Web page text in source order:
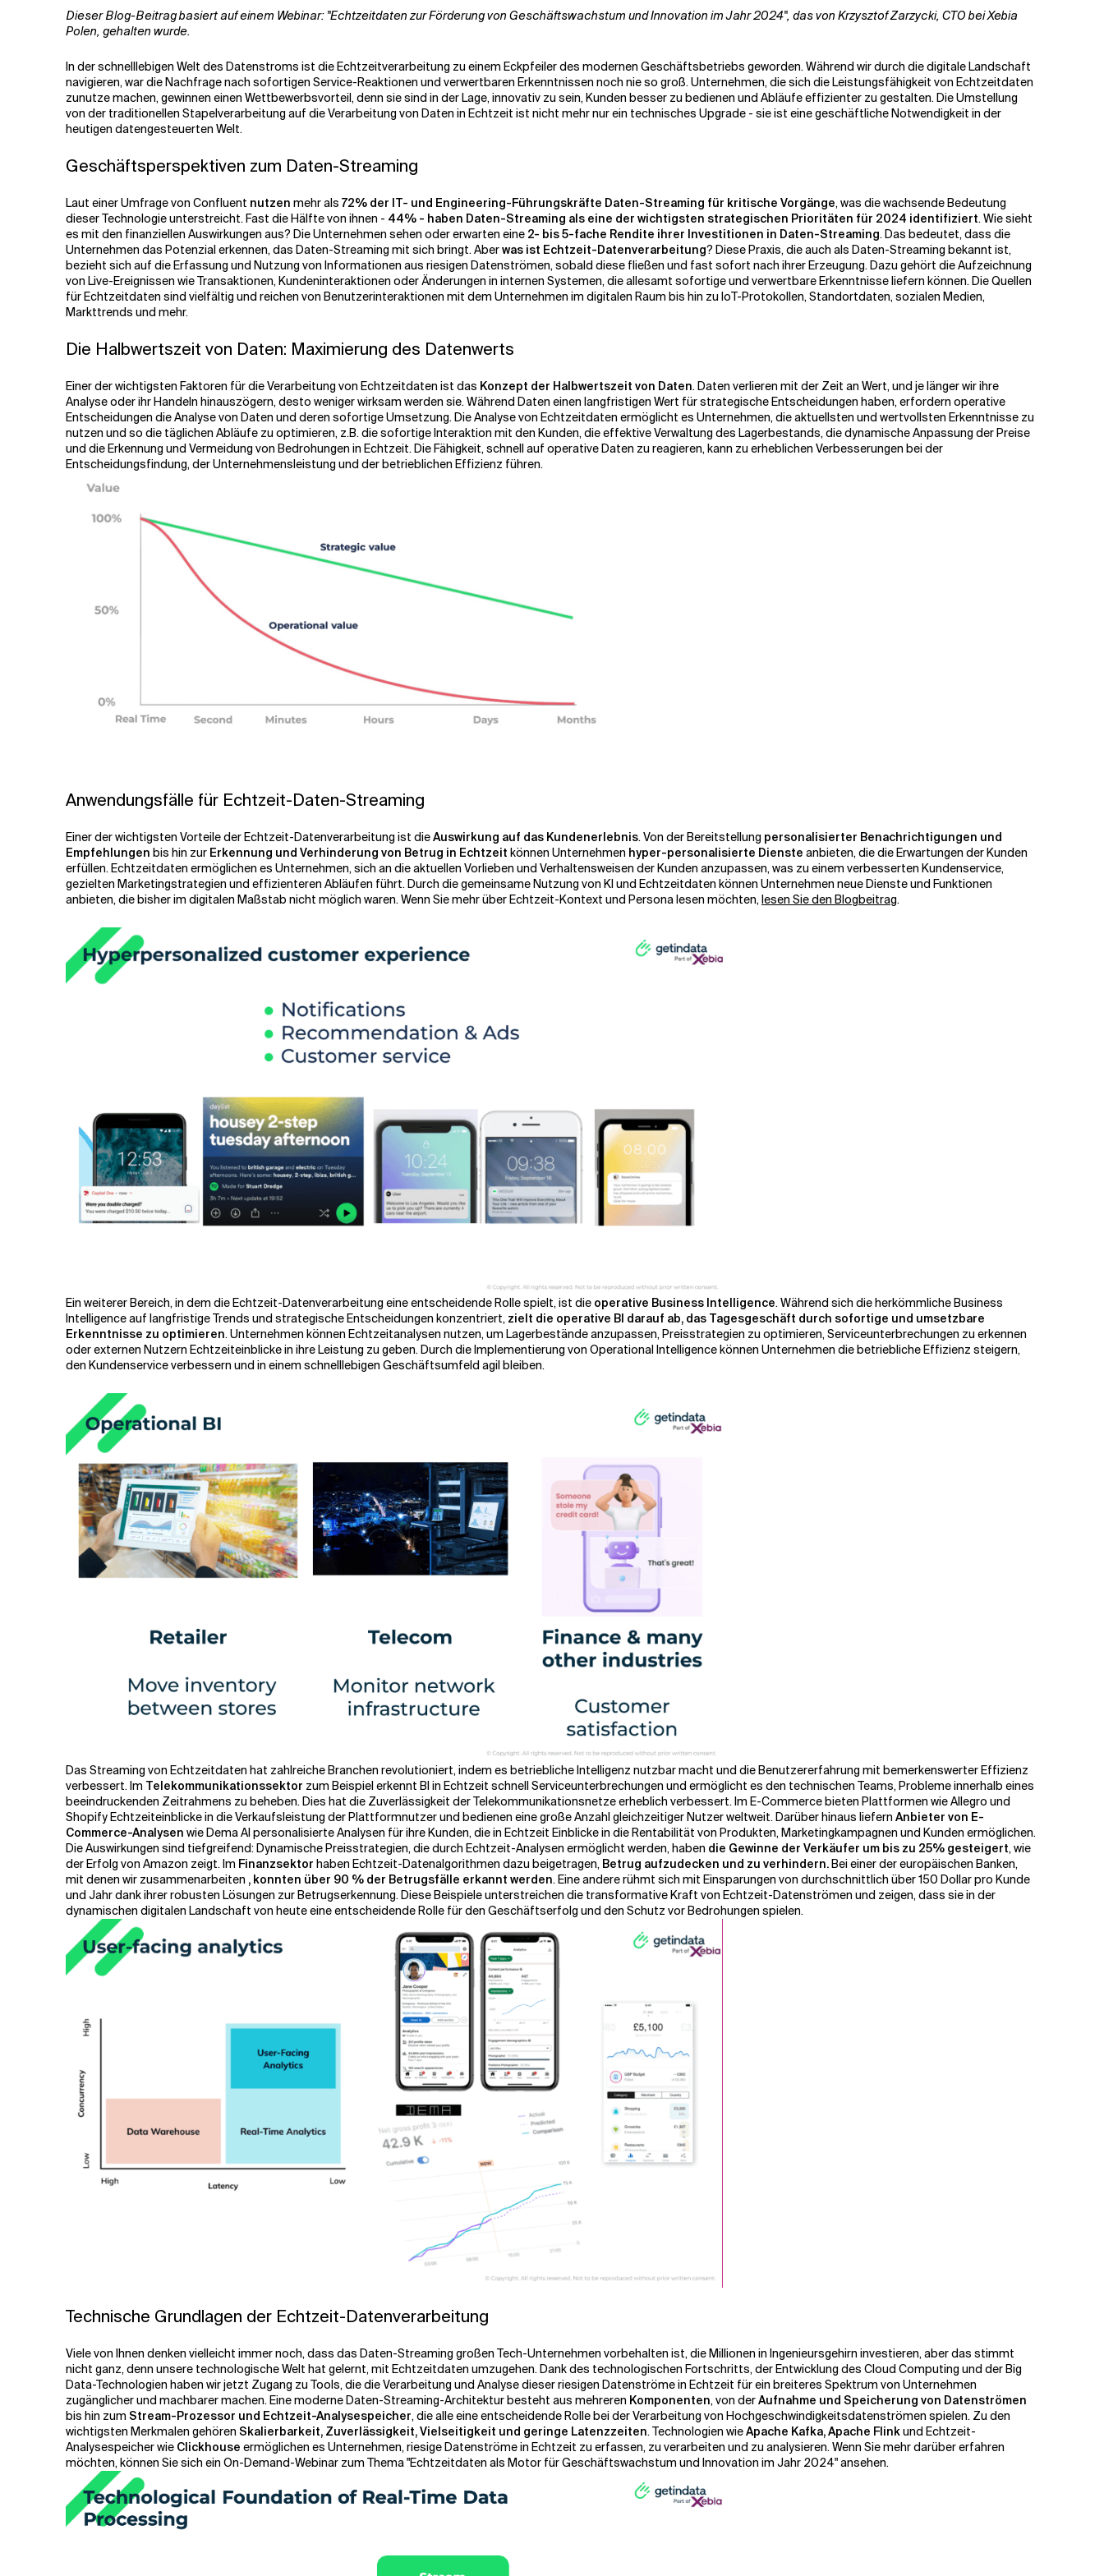
Verwandte Themen
Dieser Blog-Beitrag basiert auf einem Webinar: "Echtzeitdaten zur Förderung von Geschäftswachstum und Innovation im Jahr 2024", das von Krzysztof Zarzycki, CTO bei Xebia
Polen, gehalten wurde.
In der schnelllebigen Welt des Datenstroms ist die Echtzeitverarbeitung zu einem Eckpfeiler des modernen Geschäftsbetriebs geworden. Während wir durch die digitale Landschaft
navigieren, war die Nachfrage nach sofortigen Service-Reaktionen und verwertbaren Erkenntnissen noch nie so groß. Unternehmen, die sich die Leistungsfähigkeit von Echtzeitdaten
zunutze machen, gewinnen einen Wettbewerbsvorteil, denn sie sind in der Lage, innovativ zu sein, Kunden besser zu bedienen und Abläufe effizienter zu gestalten. Die Umstellung
von der traditionellen Stapelverarbeitung auf die Verarbeitung von Daten in Echtzeit ist nicht mehr nur ein technisches Upgrade - sie ist eine geschäftliche Notwendigkeit in der
heutigen datengesteuerten Welt.
Geschäftsperspektiven zum Daten-Streaming
Laut einer Umfrage von Confluent nutzen mehr als 72% der IT- und Engineering-Führungskräfte Daten-Streaming für kritische Vorgänge, was die wachsende Bedeutung
dieser Technologie unterstreicht. Fast die Hälfte von ihnen - 44% - haben Daten-Streaming als eine der wichtigsten strategischen Prioritäten für 2024 identifiziert. Wie sieht
es mit den finanziellen Auswirkungen aus? Die Unternehmen sehen oder erwarten eine 2- bis 5-fache Rendite ihrer Investitionen in Daten-Streaming. Das bedeutet, dass die
Unternehmen das Potenzial erkennen, das Daten-Streaming mit sich bringt. Aberwas ist Echtzeit-Datenverarbeitung? Diese Praxis, die auch als Daten-Streaming bekannt ist,
bezieht sich auf die Erfassung und Nutzung von Informationen aus riesigen Datenströmen, sobald diese fließen und fast sofort nach ihrer Erzeugung. Dazu gehört die Aufzeichnung
von Live-Ereignissen wie Transaktionen, Kundeninteraktionen oder Änderungen in internen Systemen, die allesamt sofortige und verwertbare Erkenntnisse liefern können. Die Quellen
für Echtzeitdaten sind vielfältig und reichen von Benutzerinteraktionen mit dem Unternehmen im digitalen Raum bis hin zu IoT-Protokollen, Standortdaten, sozialen Medien,
Markttrends und mehr.
Die Halbwertszeit von Daten: Maximierung des Datenwerts
Einer der wichtigsten Faktoren für die Verarbeitung von Echtzeitdaten ist das Konzept der Halbwertszeit von Daten. Daten verlieren mit der Zeit an Wert, und je länger wir ihre
Analyse oder ihr Handeln hinauszögern, desto weniger wirksam werden sie. Während Daten einen langfristigen Wert für strategische Entscheidungen haben, erfordern operative
Entscheidungen die Analyse von Daten und deren sofortige Umsetzung. Die Analyse von Echtzeitdaten ermöglicht es Unternehmen,die aktuellsten und wertvollsten Erkenntnisse zu
nutzen und so die täglichen Abläufe zu optimieren, z.B. die sofortige Interaktion mit den Kunden, die effektive Verwaltung des Lagerbestands, die dynamische Anpassung der Preise
und die Erkennung und Vermeidung von Bedrohungen in Echtzeit. Die Fähigkeit, schnell auf operative Daten zu reagieren, kann zu erheblichen Verbesserungen bei der
Entscheidungsfindung, der Unternehmensleistung und der betrieblichen Effizienz führen.
Anwendungsfälle für Echtzeit-Daten-Streaming
Einer der wichtigsten Vorteile der Echtzeit-Datenverarbeitung ist dieAuswirkung auf das Kundenerlebnis. Von der Bereitstellung personalisierter Benachrichtigungen und
Empfehlungen bis hin zur Erkennung und Verhinderung von Betrug in Echtzeit können Unternehmen hyper-personalisierte Dienste anbieten, die die Erwartungen der Kunden
erfüllen. Echtzeitdaten ermöglichen es Unternehmen, sich an die aktuellen Vorlieben und Verhaltensweisen der Kunden anzupassen, was zu einem verbesserten Kundenservice,
gezielten Marketingstrategien und effizienteren Abläufen führt. Durch die gemeinsame Nutzung von KI und Echtzeitdaten können Unternehmen neue Dienste und Funktionen
anbieten, die bisher im digitalen Maßstab nicht möglich waren. Wenn Sie mehr über Echtzeit-Kontext und Persona lesen möchten,lesen Sie den Blogbeitrag.
Ein weiterer Bereich, in dem die Echtzeit-Datenverarbeitung eine entscheidende Rolle spielt, ist die operative Business Intelligence. Während sich die herkömmliche Business
Intelligence auf langfristige Trends und strategische Entscheidungen konzentriert, zielt die operative BI darauf ab, das Tagesgeschäft durch sofortige und umsetzbare
Erkenntnisse zu optimieren. Unternehmen können Echtzeitanalysen nutzen, um Lagerbestände anzupassen, Preisstrategien zu optimieren, Serviceunterbrechungen zu erkennen
oder externen Nutzern Echtzeiteinblicke in ihre Leistung zu geben. Durch die Implementierung von Operational Intelligence können Unternehmen die betriebliche Effizienz steigern,
den Kundenservice verbessern und in einem schnelllebigen Geschäftsumfeld agil bleiben.
Das Streaming von Echtzeitdaten hat zahlreiche Branchen revolutioniert, indem es betriebliche Intelligenz nutzbar macht und die Benutzererfahrung mit bemerkenswerter Effizienz
verbessert. Im Telekommunikationssektor zum Beispiel erkennt BI in Echtzeit schnell Serviceunterbrechungen und ermöglicht es den technischen Teams, Probleme innerhalb eines
beeindruckenden Zeitrahmens zu beheben. Dies hat die Zuverlässigkeit der Telekommunikationsnetze erheblich verbessert. Im E-Commercebieten Plattformen wie Allegro und
ShopifyEchtzeiteinblicke in die Verkaufsleistung der Plattformnutzer und bedienen eine große Anzahl gleichzeitiger Nutzer weltweit. Darüber hinaus liefern Anbieter von E-
Commerce-Analysen wie Dema AI personalisierte Analysen für ihre Kunden, die in Echtzeit Einblicke in die Rentabilität von Produkten, Marketingkampagnen und Kunden ermöglichen.
Die Auswirkungen sind tiefgreifend: Dynamische Preisstrategien, die durch Echtzeit-Analysen ermöglicht werden, haben die Gewinne der Verkäufer um bis zu 25% gesteigert, wie
der Erfolg von Amazon zeigt. Im Finanzsektor haben Echtzeit-Datenalgorithmen dazu beigetragen, Betrug aufzudecken und zu verhindern.Bei einer der europäischen Banken,
mit denen wir zusammenarbeiten , konnten über 90 % der Betrugsfälle erkannt werden. Eine andere rühmt sich mit Einsparungen von durchschnittlich über 150 Dollar pro Kunde
und Jahr dank ihrer robusten Lösungen zur Betrugserkennung. Diese Beispiele unterstreichen die transformative Kraft von Echtzeit-Datenströmen und zeigen, dass sie in der
dynamischen digitalen Landschaft von heute eine entscheidende Rolle für den Geschäftserfolg und den Schutz vor Bedrohungen spielen.
Technische Grundlagen der Echtzeit-Datenverarbeitung
Viele von Ihnen denken vielleicht immer noch, dass das Daten-Streaming großen Tech-Unternehmen vorbehalten ist, die Millionen in Ingenieursgehirn investieren, aber das stimmt
nicht ganz, denn unsere technologische Welt hat gelernt, mit Echtzeitdaten umzugehen. Dank des technologischen Fortschritts, der Entwicklung des Cloud Computing und der Big
Data-Technologien haben wir jetzt Zugang zu Tools, die die Verarbeitung und Analyse dieser riesigen Datenströme in Echtzeit für ein breiteres Spektrum von Unternehmen
zugänglicher und machbarer machen. Eine moderne Daten-Streaming-Architektur besteht aus mehreren Komponenten, von derAufnahme und Speicherung von Datenströmen
bis hin zum Stream-Prozessor und Echtzeit-Analysespeicher, die alle eine entscheidende Rolle bei der Verarbeitung von Hochgeschwindigkeitsdatenströmen spielen. Zu den
wichtigsten Merkmalen gehören Skalierbarkeit, Zuverlässigkeit, Vielseitigkeit und geringe Latenzzeiten. Technologien wieApache Kafka, Apache Flinkund Echtzeit-
Analysespeicher wie Clickhouse ermöglichen es Unternehmen, riesige Datenströme in Echtzeit zu erfassen, zu verarbeiten und zu analysieren. Wenn Sie mehr darüber erfahren
möchten, können Sie sich ein On-Demand-Webinar zum Thema "Echtzeitdaten als Motor für Geschäftswachstum und Innovation im Jahr 2024" ansehen.